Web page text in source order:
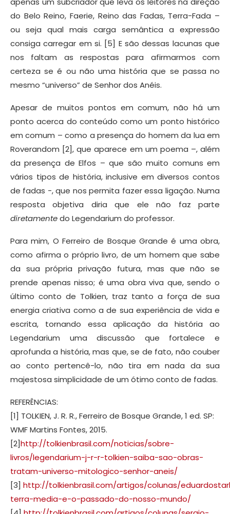
do Belo Reino, Faerie, Reino das Fadas, Terra-Fada –
ou seja qual mais carga semântica a expressão
consiga carregar em si. [5] E são dessas lacunas que
nos faltam as respostas para afirmarmos com
certeza se é ou não uma história que se passa no
mesmo “universo” de Senhor dos Anéis.
Apesar de muitos pontos em comum, não há um
ponto acerca do conteúdo como um ponto histórico
em comum – como a presença do homem da lua em
Roverandom [2], que aparece em um poema –, além
da presença de Elfos – que são muito comuns em
vários tipos de história, inclusive em diversos contos
de fadas -, que nos permita fazer essa ligação. Numa
resposta objetiva diria que ele não faz parte
diretamentedo Legendarium do professor.
Para mim, O Ferreiro de Bosque Grande é uma obra,
como afirma o próprio livro, de um homem que sabe
da sua própria privação futura, mas que não se
prende apenas nisso; é uma obra viva que, sendo o
último conto de Tolkien, traz tanto a força de sua
energia criativa como a de sua experiência de vida e
escrita, tornando essa aplicação da história ao
Legendarium uma discussão que fortalece e
aprofunda a história, mas que, se de fato, não couber
ao conto pertencê-lo, não tira em nada da sua
majestosa simplicidade de um ótimo conto de fadas.
REFERÊNCIAS:
[1] TOLKIEN, J. R. R., Ferreiro de Bosque Grande, 1 ed. SP:
WMF Martins Fontes, 2015.
[2]http://tolkienbrasil.com/noticias/sobre-
livros/legendarium-j-r-r-tolkien-saiba-sao-obras-
tratam-universo-mitologico-senhor-aneis/
[3] http://tolkienbrasil.com/artigos/colunas/
terra-media-e-o-passado-do-nosso-mundo/